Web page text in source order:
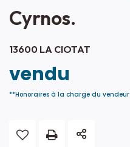
Cyrnos.
13600 LA CIOTAT
vendu
**Honoraires à la charge du vendeur